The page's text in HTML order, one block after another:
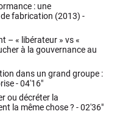
: une
fabrication (2013) -
– « libérateur » vs «
à la gouvernance au
dans un grand groupe :
-04'16"
ou décréter la
la même chose ? -02'36"